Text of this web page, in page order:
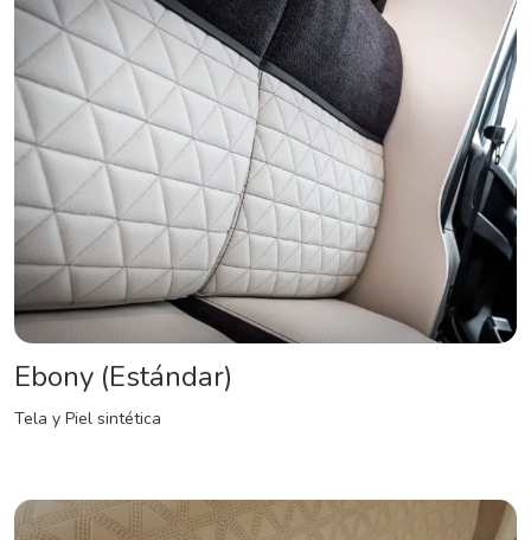
Ebony (Estándar)
Tela y Piel sintética